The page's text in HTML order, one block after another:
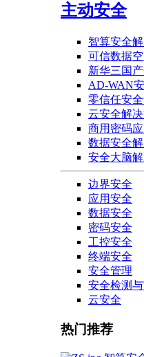
主动安全
智算安全
可信数据
新华三国
AD-WAN
零信任安
云安全解
商用密码
数据安全
安全大脑
边界安全
应用安全
数据安全
密码安全
工控安全
终端安全
安全管理
安全检测
云安全
热门推荐